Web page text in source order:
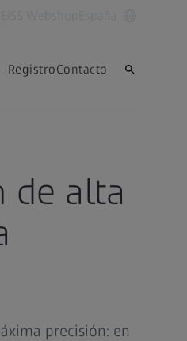
RegistroContacto
de alta
precisión: en